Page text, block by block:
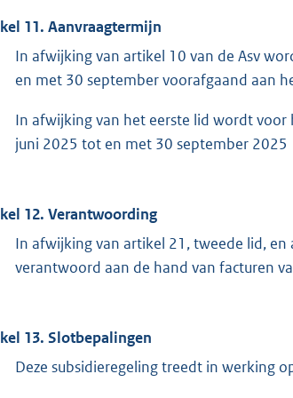
11. Aanvraagtermijn
In afwijking van artikel 10 van de Asv
en met 30 september voorafgaand aan
In afwijking van het eerste lid wordt
juni 2025 tot en met 30 september 2025
12. Verantwoording
In afwijking van artikel 21, tweede lid,
verantwoord aan de hand van facturen
13. Slotbepalingen
Deze subsidieregeling treedt in werking